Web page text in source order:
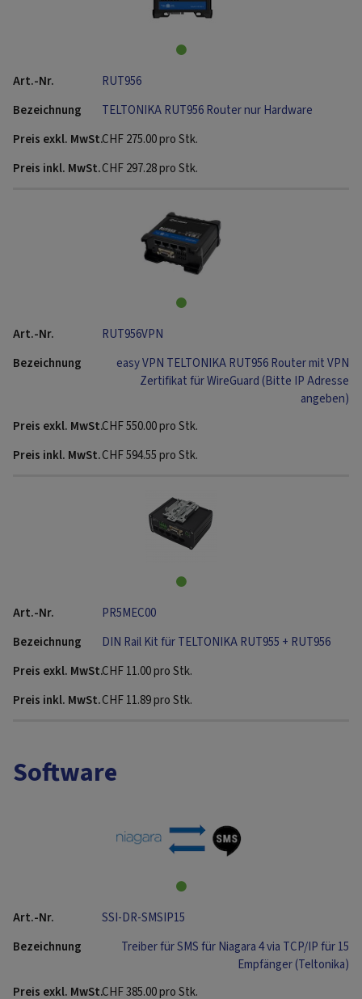
RUT956
TELTONIKA RUT956 Router nur Hardware
CHF275.00pro Stk.
CHF297.28pro Stk.
RUT956VPN
easy VPN TELTONIKA RUT956 Router mit VPN
Zertifikat für WireGuard (Bitte IP Adresse
angeben)
CHF550.00pro Stk.
CHF594.55pro Stk.
PR5MEC00
DIN Rail Kit für TELTONIKA RUT955 + RUT956
CHF11.00pro Stk.
CHF11.89pro Stk.
Software
SSI-DR-SMSIP15
Treiber für SMS für Niagara 4 via TCP/IP für 15
Empfänger (Teltonika)
CHF385.00pro Stk.